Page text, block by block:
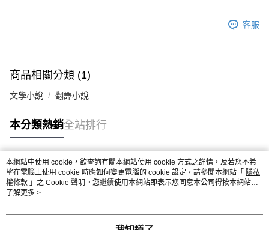
客服
商品相關分類 (1)
文學小說 翻譯小說
本分類熱銷全站排行
熱門標籤
本網站中使用 cookie，欲查詢有關本網站使用 cookie 方式之詳情，及若您不希
望在電腦上使用 cookie 時應如何變更電腦的 cookie 設定，請參閱本網站「 隱私
權條款 」之 Cookie 聲明。您繼續使用本網站即表示您同意本公司得按本網站使
用條款之 Cookie 聲明使用 cookie。
了解更多 >